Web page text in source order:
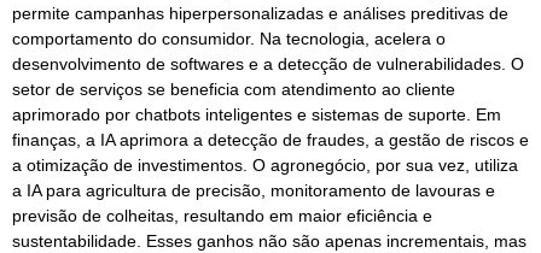
permite campanhas hiperpersonalizadas e análises preditivas de
comportamento do consumidor. Na tecnologia, acelera o
desenvolvimento de softwares e a detecção de vulnerabilidades. O
setor de serviços se beneficia com atendimento ao cliente
aprimorado por chatbots inteligentes e sistemas de suporte. Em
finanças, a IA aprimora a detecção de fraudes, a gestão de riscos e
a otimização de investimentos. O agronegócio, por sua vez, utiliza
a IA para agricultura de precisão, monitoramento de lavouras e
previsão de colheitas, resultando em maior eficiência e
sustentabilidade. Esses ganhos não são apenas incrementais, mas